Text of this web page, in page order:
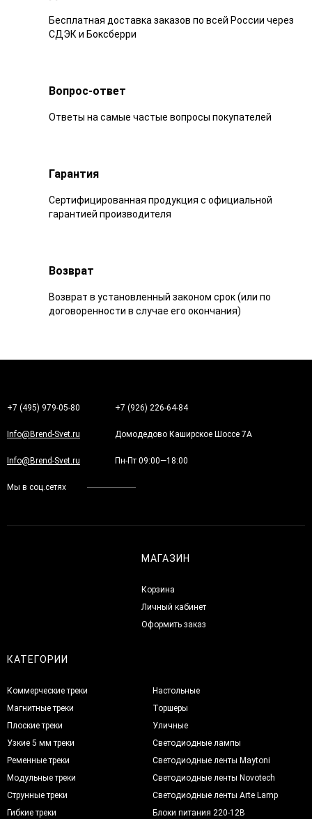
Бесплатная доставка заказов по всей России через
СДЭК и Боксберри
Вопрос-ответ
Ответы на самые частые вопросы покупателей
Гарантия
Сертифицированная продукция с официальной
гарантией производителя
Возврат
Возврат в установленный законом срок (или по
договоренности в случае его окончания)
+7 (495) 979-05-80 +7 (926) 226-64-84
Info@Brend-Svet.ru Домодедово Каширское Шоссе 7А
Info@Brend-Svet.ru Пн-Пт 09:00—18:00
Мы в соц.сетях
МАГАЗИН
Корзина
Личный кабинет
Оформить заказ
КАТЕГОРИИ
Коммерческие треки
Магнитные треки
Плоские треки
Узкие 5 мм треки
Ременные треки
Модульные треки
Струнные треки
Гибкие треки
Настольные
Торшеры
Уличные
Светодиодные лампы
Светодиодные ленты Maytoni
Светодиодные ленты Novotech
Светодиодные ленты Arte Lamp
Блоки питания 220-12В